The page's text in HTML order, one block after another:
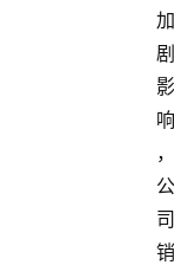
加
剧
影
响
，
公
司
销